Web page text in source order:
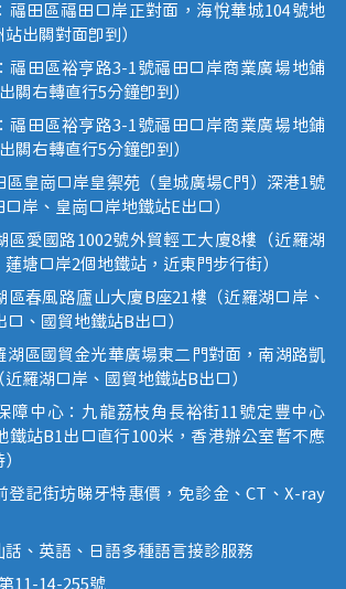
福田區福田口岸正對面，海悅華城104號地
出關對面即到）
福田區裕亨路3-1號福田口岸商業廣場地鋪
關右轉直行5分鐘即到）
福田區裕亨路3-1號福田口岸商業廣場地鋪
關右轉直行5分鐘即到）
皇崗口岸皇禦苑（皇城廣場C門）深港1號
岸、皇崗口岸地鐵站E出口）
區愛國路1002號外貿輕工大廈8樓（近羅湖
塘口岸2個地鐵站，近東門步行街）
區春風路廬山大廈B座21樓（近羅湖口岸、
、國貿地鐵站B出口）
湖區國貿金光華廣場東二門對面，南湖路凱
羅湖口岸、國貿地鐵站B出口）
障中心：九龍荔枝角長裕街11號定豐中心
鐵站B1出口直行100米，香港辦公室暫不應
登記街坊睇牙特惠價，免診金、CT、X-ray
、英語、日語多種語言接診服務
11-14-255號